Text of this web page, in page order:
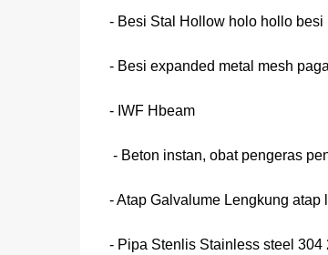
- Besi Stal Hollow holo hollo besi
- Besi expanded metal mesh
- IWF Hbeam
- Beton instan, obat pengeras
- Atap Galvalume Lengkung atap
- Pipa Stenlis Stainless steel 304